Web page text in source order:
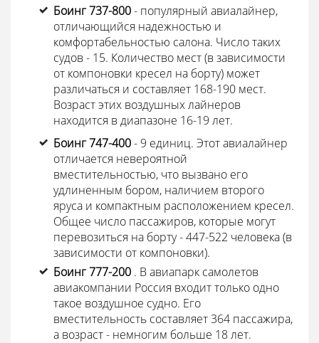
Боинг 737-800- популярный авиалайнер,
отличающийся надежностью и
комфортабельностью салона. Число таких
судов - 15. Количество мест (в зависимости
от компоновки кресел на борту) может
различаться и составляет 168-190 мест.
Возраст этих воздушных лайнеров
находится в диапазоне 16-19 лет.
Боинг 747-400- 9 единиц. Этот авиалайнер
отличается невероятной
вместительностью, что вызвано его
удлиненным бором, наличием второго
яруса и компактным расположением кресел.
Общее число пассажиров, которые могут
перевозиться на борту - 447-522 человека (в
зависимости от компоновки).
Боинг 777-200 . В авиапарк самолетов
авиакомпании Россия входит только одно
такое воздушное судно. Его
вместительность составляет 364 пассажира,
а возраст - немногим больше 18 лет.